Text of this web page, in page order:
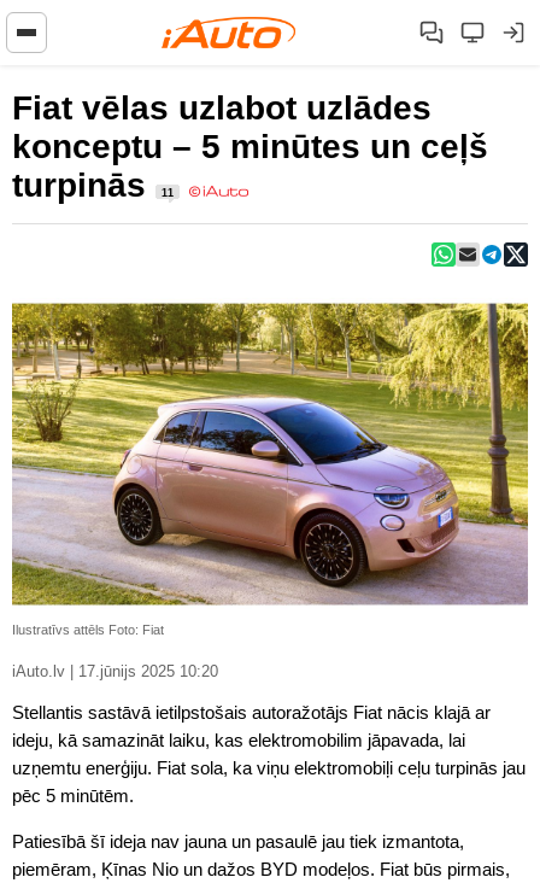
Fiat vēlas uzlabot uzlādes
konceptu – 5 minūtes un ceļš
turpinās
11
Ilustratīvs attēls Foto: Fiat
iAuto.lv | 17.jūnijs 2025 10:20
Stellantis sastāvā ietilpstošais autoražotājs Fiat nācis klajā ar
ideju, kā samazināt laiku, kas elektromobilim jāpavada, lai
uzņemtu enerģiju. Fiat sola, ka viņu elektromobiļi ceļu turpinās jau
pēc 5 minūtēm.
Patiesībā šī ideja nav jauna un pasaulē jau tiek izmantota,
piemēram, Ķīnas Nio un dažos BYD modeļos. Fiat būs pirmais,